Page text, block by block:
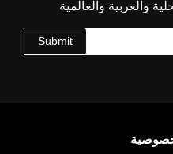
والعربية والعالمية
Submit